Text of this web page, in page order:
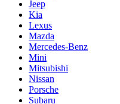
Jeep
Kia
Lexus
Mazda
Mercedes-Benz
Mini
Mitsubishi
Nissan
Porsche
Subaru